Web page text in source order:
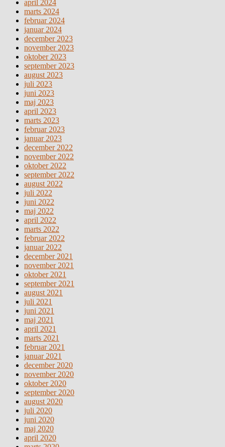
april 2024
marts 2024
februar 2024
januar 2024
december 2023
november 2023
oktober 2023
september 2023
august 2023
juli 2023
juni 2023
maj 2023
april 2023
marts 2023
februar 2023
januar 2023
december 2022
november 2022
oktober 2022
september 2022
august 2022
juli 2022
juni 2022
maj 2022
april 2022
marts 2022
februar 2022
januar 2022
december 2021
november 2021
oktober 2021
september 2021
august 2021
juli 2021
juni 2021
maj 2021
april 2021
marts 2021
februar 2021
januar 2021
december 2020
november 2020
oktober 2020
september 2020
august 2020
juli 2020
juni 2020
maj 2020
april 2020